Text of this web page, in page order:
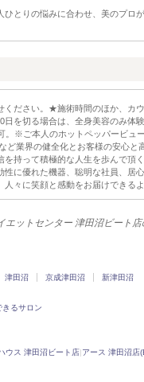
ひとりの悩みに合わせ、美のプロ
ください。★施術時間のほか、カ
を切る場合は、全身美容のみ体
。※ご本人のホットペッパービュ
業界の健全化とお客様の安心と
持って積極的な人生を歩んで頂
に優れた機器、聡明な社員、居
々に笑顔と感動をお届けできる
エットセンター 津田沼ビート
津田沼 京成津田沼 新津田沼
るサロン
ウス 津田沼ビート店|アース 津田沼店